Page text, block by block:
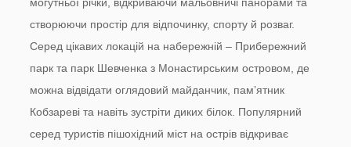
створюючи простір для відпочинку, спорту й розваг.
Серед цікавих локацій на набережній – Прибережний
парк та парк Шевченка з Монастирським островом, де
можна відвідати оглядовий майданчик, пам’ятник
Кобзареві та навіть зустріти диких білок. Популярний
серед туристів пішохідний міст на острів відкриває